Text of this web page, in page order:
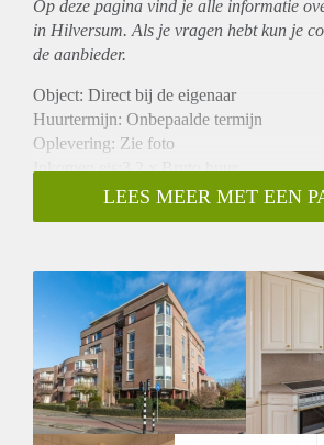
Op deze pagina vind je alle informatie
in Hilversum. Als je vragen hebt kun je
de aanbieder.
Object: Direct bij de eigenaar
Huurtermijn: Onbepaalde termijn
Oplevering: Zie foto
Inkomen eis:3,2 x Bruto huur
Garantiestelling mogelijk: Ja
Borg: 1 Maand
Huisdieren toegestaan: Afhankelijk van
Huurtoeslag grens: Nee
Geschikt voor studenten: Afhankelijk van
LEES MEER MET EEN